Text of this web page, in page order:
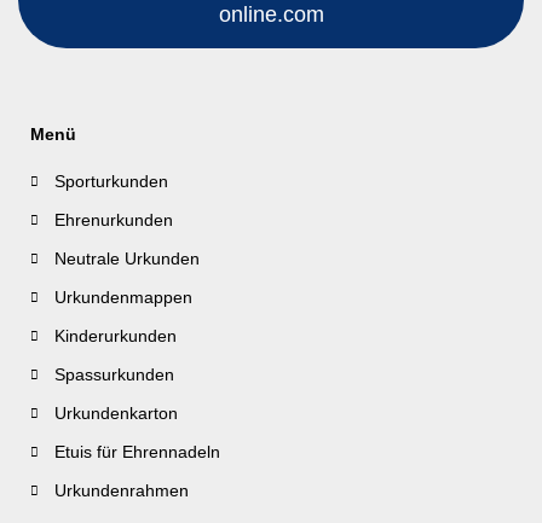
online.com
Menü
Sporturkunden
Ehrenurkunden
Neutrale Urkunden
Urkundenmappen
Kinderurkunden
Spassurkunden
Urkundenkarton
Etuis für Ehrennadeln
Urkundenrahmen